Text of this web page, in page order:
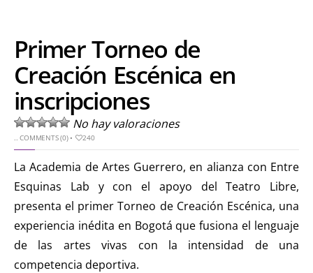
Primer Torneo de
Creación Escénica en
inscripciones
No hay valoraciones
..COMMENTS (0)• 240
La Academia de Artes Guerrero, en alianza con Entre
Esquinas Lab y con el apoyo del Teatro Libre,
presenta el primer Torneo de Creación Escénica, una
experiencia inédita en Bogotá que fusiona el lenguaje
de las artes vivas con la intensidad de una
competencia deportiva.